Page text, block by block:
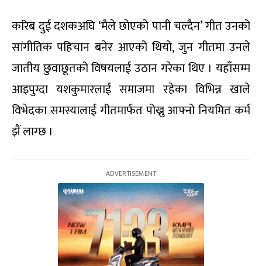
करिब दुई दशकअघि ‘मैले छोएको पानी चल्दैन’ गीत उनको
सांगीतिक पहिचान बनेर आएको थियो, जुन गीतमा उनले
जातीय छुवाछूतको विषयलाई उठान गरेका थिए । यहाँसम्म
आइपुग्दा यशकुमारलाई समाजमा रहेका विभिन्न खाले
विभेदका समस्यालाई गीतमार्फत पोख्नु आफ्नो नियमित कर्म
झैं लाग्छ ।